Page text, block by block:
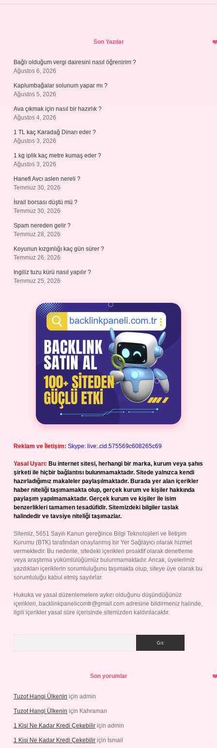
Son Yazılar
Bağlı olduğum vergi dairesini nasıl öğrenirim ?
Ağustos 6, 2026
Kaplumbağalar solunum yapar mı ?
Ağustos 5, 2026
Ava çıkmak için nasıl bir hazırlık ?
Ağustos 4, 2026
1 TL kaç Karadağ Dinarı eder ?
Ağustos 3, 2026
1 kg iplik kaç metre kumaş eder ?
Ağustos 3, 2026
Hanefi Avcı aslen nereli ?
Temmuz 30, 2026
İsrail borsası düştü mü ?
Temmuz 30, 2026
Spam nereden gelir ?
Temmuz 28, 2026
Koyunun kızgınlığı kaç gün sürer ?
Temmuz 26, 2026
Ingiliz tuzu kürü nasıl yapılır ?
Temmuz 25, 2026
Reklam ve İletişim: Skype: live:.cid.575569c608265c69
Yasal Uyarı: Bu internet sitesi, herhangi bir marka, kurum veya şahıs
şirketi ile hiçbir bağlantısı bulunmamaktadır. Sitede yalnızca kendi
hazırladığımız makaleler paylaşılmaktadır. Burada yer alan içerikler
haber niteliği taşımamakta olup, gerçek kurum ve kişiler hakkında
paylaşım yapılmamaktadır. Gerçek kurum ve kişiler ile isim
benzerlikleri tamamen tesadüfidir. Sitemizdeki bilgiler taslak
halindedir ve tavsiye niteliği taşımazlar.
Sitemiz, 5651 Sayılı Kanun gereğince Bilgi Teknolojileri ve İletişim
Kurumu (BTK) tarafından onaylanmış bir Yer Sağlayıcı olarak hizmet
vermektedir. Bu nedenle, sitedeki içerikleri proaktif olarak denetleme
veya araştırma yükümlülüğümüz bulunmamaktadır. Ancak, üyelerimiz
yazdıkları içeriklerin sorumluluğunu taşımakta olup, siteye üye olarak bu
sorumluluğu kabul etmiş sayılırlar.
Hukuka ve yasal düzenlemelere aykırı olduğunu düşündüğünüz
içerikleri, backlinkpanelicomtr@gmail.com adresine bildirmeniz halinde,
ilgili içerikler yasal süre içerisinde sitemizden kaldırılacaktır.
Son yorumlar
Tuzot Hangi Ülkenin için admin
Tuzot Hangi Ülkenin için Kahraman
1 Kişi Ne Kadar Kredi Çekebilir için admin
1 Kişi Ne Kadar Kredi Çekebilir için İsmail